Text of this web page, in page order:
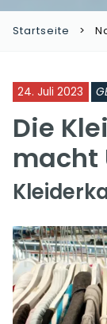
Startseite
24. Juli 2023
Die
macht